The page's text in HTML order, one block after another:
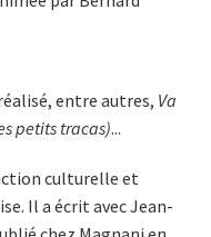
entre autres, Va
petits tracas)...
culturelle et
Il a écrit avec Jean-